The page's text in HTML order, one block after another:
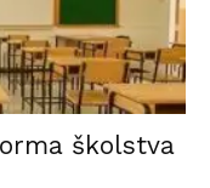
školstva